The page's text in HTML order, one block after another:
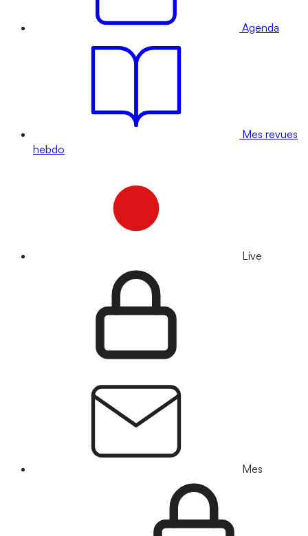
Agenda
Mes revues
hebdo
Live
Mes